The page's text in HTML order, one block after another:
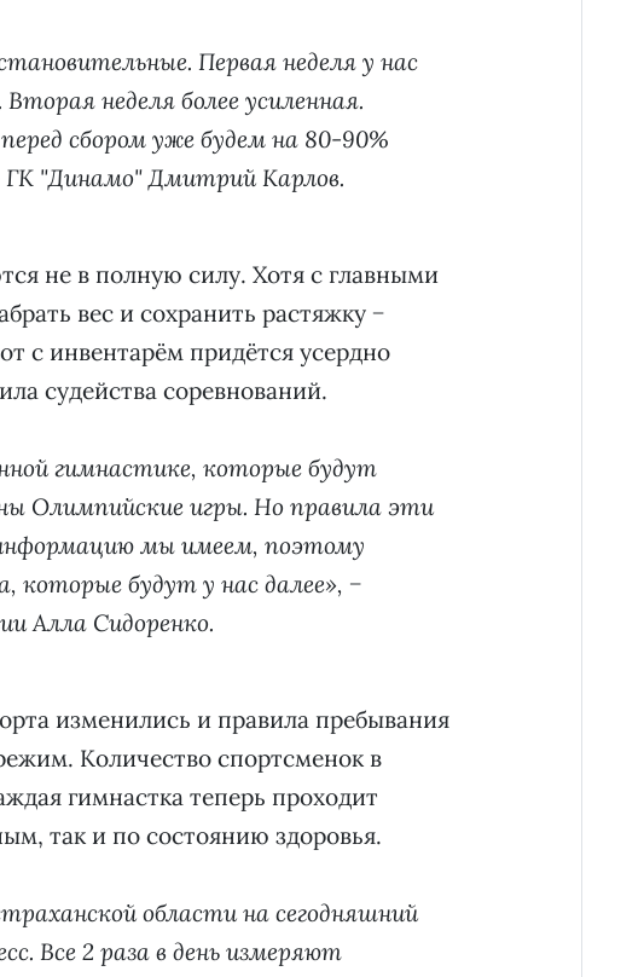
Первая неделя у нас
неделя более усиленная.
сбором уже будем на 80-90%
"Динамо" Дмитрий Карлов.
не в полную силу. Хотя с главными
вес и сохранить растяжку −
с инвентарём придётся усердно
судейства соревнований.
гимнастике, которые будут
Олимпийские игры. Но правила эти
мы имеем, поэтому
которые будут у нас далее», −
Алла Сидоренко.
изменились и правила пребывания
Количество спортсменок в
гимнастка теперь проходит
так и по состоянию здоровья.
области на сегодняшний
Все 2 раза в день измеряют